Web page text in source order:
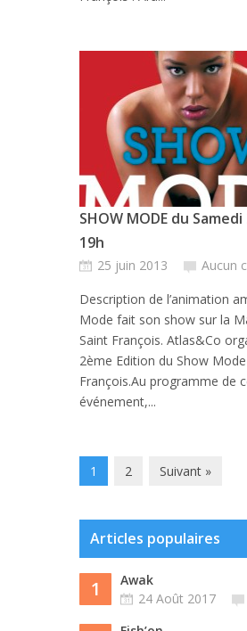
SHOW MODE du
19h
25 juin 2013
Aucun
Description de l’animation
Mode fait son show sur la
Saint François. Atlas&Co
2ème Edition du Show
François.Au programme de
événement,...
1 2 Suivant »
Articles populaires
1
Awak
24 Août 2017